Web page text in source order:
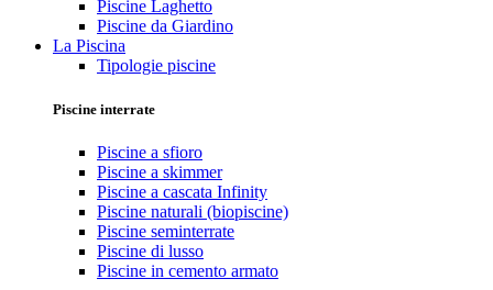
Piscine Laghetto
Piscine da Giardino
La Piscina
Tipologie piscine
Piscine interrate
Piscine a sfioro
Piscine a skimmer
Piscine a cascata Infinity
Piscine naturali (biopiscine)
Piscine seminterrate
Piscine di lusso
Piscine in cemento armato